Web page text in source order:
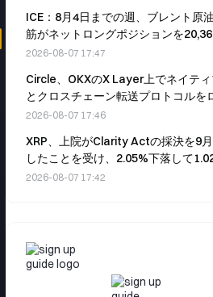
ICE：8月4日までの週、ブレント原
筋がネットロングポジションを
した
2026-08-07 17:47
Circle、OKXのX Layer上でネイティ
とクロスチェーン転送プロトコルを
2026-08-07 17:46
XRP、上院がClarity Actの採決を9
したことを受け、2.05%下落して
2026-08-07 17:42